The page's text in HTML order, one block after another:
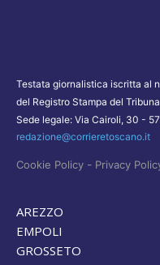
Testata giornalistica iscritta al
del Registro Stampa del
Sede legale: Via Cairoli, 30 -
redazione@corrieretoscano.it
Cookie Policy - Privacy
AREZZO
EMPOLI
GROSSETO